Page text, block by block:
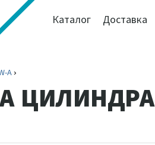
Каталог Доставка
A
ЦИЛИНДРА